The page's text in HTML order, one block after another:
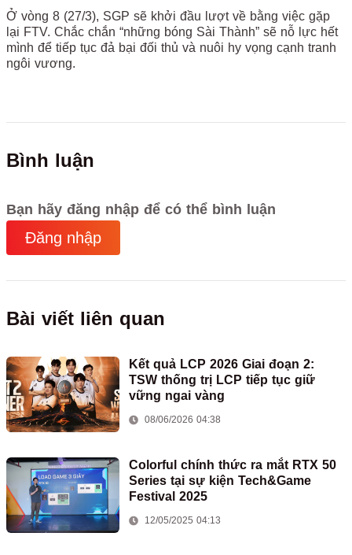
Ở vòng 8 (27/3), SGP sẽ khởi đầu lượt về bằng việc gặp
lại FTV. Chắc chắn “những bóng Sài Thành” sẽ nỗ lực hết
mình để tiếp tục đả bại đối thủ và nuôi hy vọng cạnh tranh
ngôi vương.
Bình luận
Bạn hãy đăng nhập để có thể bình luận
Đăng nhập
Bài viết liên quan
Kết quả LCP 2026 Giai đoạn 2:
TSW thống trị LCP tiếp tục giữ
vững ngai vàng
08/06/2026 04:38
Colorful chính thức ra mắt RTX 50
Series tại sự kiện Tech&Game
Festival 2025
12/05/2025 04:13